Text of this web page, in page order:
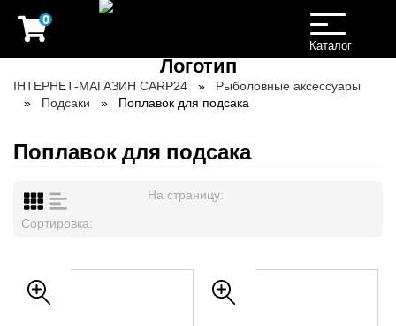
0
Toggle
navigation
Каталог
ІНТЕРНЕТ-МАГАЗИН CARP24
Рыболовные аксессуары
Подсаки
Поплавок для подсака
Поплавок для подсака
На страницу:
Сортировка: